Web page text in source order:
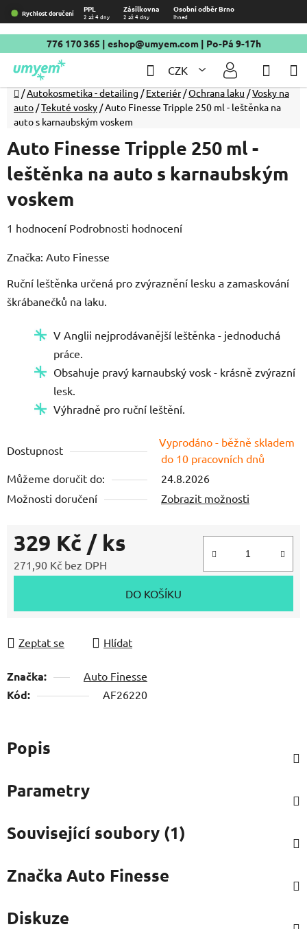
Přejít
na
obsah
Rychlost doručení PPL Zásilkovna Osobní odběr Brno
2 až 4 dny 2 až 4 dny Ihned
776 170 365 | eshop@umyem.com| Po-Pá 9-17h
CZK
Hledat
Domů
/Autokosmetika - detailing / Exteriér /Ochrana laku /Vosky na
auto /Tekuté vosky /Auto Finesse Tripple 250 ml - leštěnka na
auto s karnaubským voskem
Ruční leštěnka určená pro zvýraznění lesku a zamaskování
škrábanečků na laku.
V Anglii nejprodávanější leštěnka - jednoduchá
práce.
Obsahuje pravý karnaubský vosk - krásně zvýrazní
lesk.
Výhradně pro ruční leštění.
Dostupnost
Vyprodáno - běžně skladem
do 10 pracovních dnů
Můžeme doručit do:
24.8.2026
Možnosti doručení
Zobrazit možnosti
329 Kč / ks
271,90 Kč bez DPH
DO KOŠÍKU
Zeptat se Hlídat
Značka: Auto Finesse
Kód: AF26220
Auto Finesse Tripple 250 ml -
leštěnka na auto s karnaubským
voskem
Průměrné
produktu
je
5,0
hvězdiček.
1 hodnocení Podrobnosti hodnocení
Značka: Auto Finesse
Popis
Parametry
Související soubory (1)
Značka Auto Finesse
Diskuze